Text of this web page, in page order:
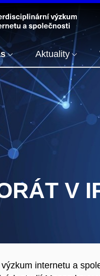
Aktuality
V
internetu a